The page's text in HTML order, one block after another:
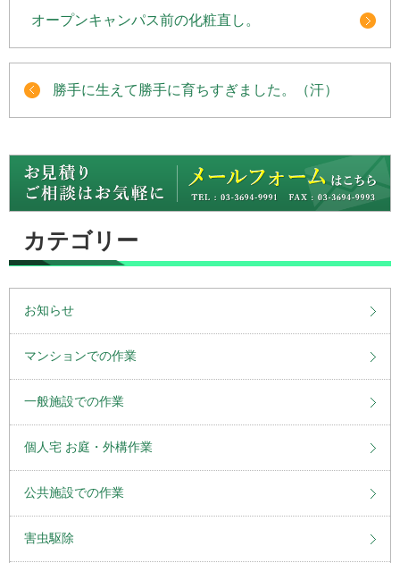
オープンキャンパス前の化粧直し。
勝手に生えて勝手に育ちすぎました。（汗）
カテゴリー
お知らせ
マンションでの作業
一般施設での作業
個人宅 お庭・外構作業
公共施設での作業
害虫駆除